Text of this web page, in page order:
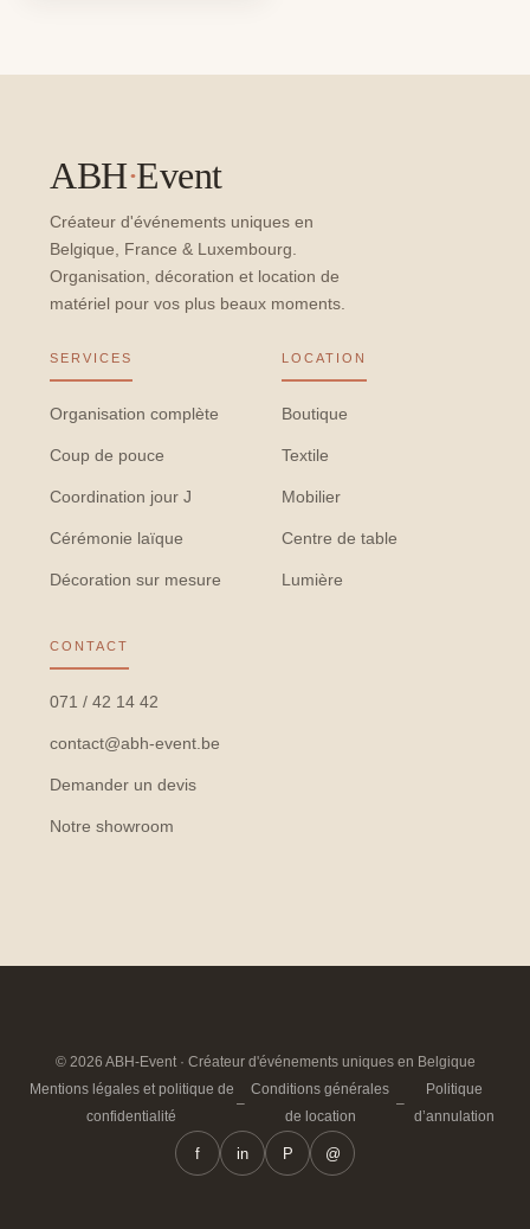
ABH·Event
Créateur d'événements uniques en
Belgique, France & Luxembourg.
Organisation, décoration et location de
matériel pour vos plus beaux moments.
SERVICES
Organisation complète
Coup de pouce
Coordination jour J
Cérémonie laïque
Décoration sur mesure
LOCATION
Boutique
Textile
Mobilier
Centre de table
Lumière
CONTACT
071 / 42 14 42
contact@abh-event.be
Demander un devis
Notre showroom
© 2026 ABH-Event · Créateur d'événements uniques en Belgique
Mentions légales et politique de
confidentialité
–
Conditions générales
de location
–
Politique
d’annulation
f in P @